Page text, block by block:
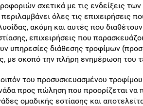
σχετικά με τις ενδείξεις
όλες τις επιχειρήσεις
ακόμη και αυτές που
επιχειρήσεις που
υπηρεσίες διάθεσης τροφίμων
με σκοπό την πλήρη ενημέρωση του
του προσυσκευασμένου
προς πώληση που προορίζεται να
ομαδικής εστίασης και